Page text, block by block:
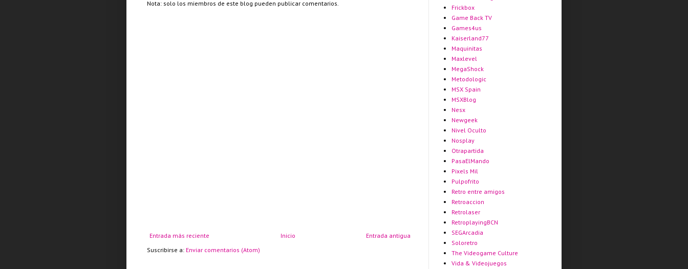
Nota: solo los miembros de este blog pueden publicar comentarios.
Entrada más reciente Entrada antigua
Inicio
Suscribirse a: Enviar comentarios (Atom)
Frickbox
Game Back TV
Games4us
Kaiserland77
Maquinitas
Maxlevel
MegaShock
Metodologic
MSX Spain
MSXBlog
Nesx
Newgeek
Nivel Oculto
Nosplay
Otrapartida
PasaElMando
Pixels Mil
Pulpofrito
Retro entre amigos
Retroaccion
Retrolaser
RetroplayingBCN
SEGArcadia
Soloretro
The Videogame Culture
Vida & Videojuegos